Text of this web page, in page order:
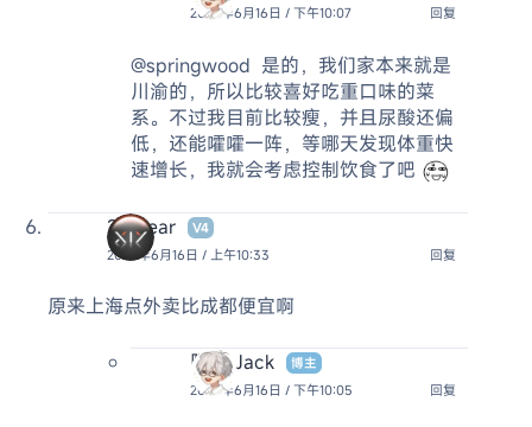
2026年6月16日 / 下午10:07
回复
@springwood 是的，我们家本来就是
川渝的，所以比较喜好吃重口味的菜
系。不过我目前比较瘦，并且尿酸还偏
低，还能嚯嚯一阵，等哪天发现体重快
速增长，我就会考虑控制饮食了吧
2broear
V4
2026年6月16日 / 上午10:33
回复
原来上海点外卖比成都便宜啊
阿杰 Jack
博主
2026年6月16日 / 下午10:05
回复